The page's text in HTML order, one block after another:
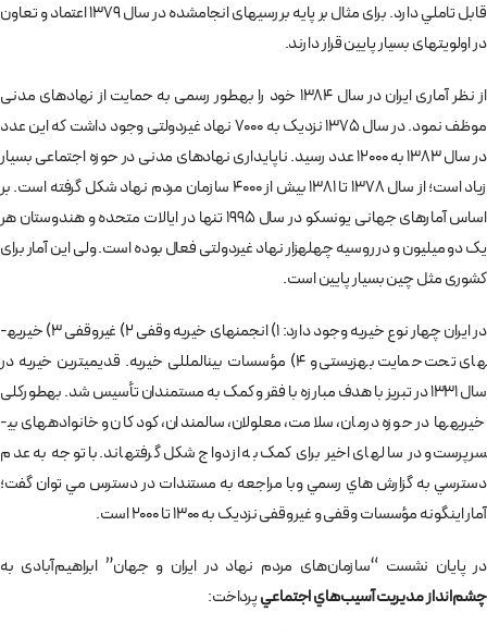
قابل تاملي دارد. برای مثال بر پایه بررسی­های انجام­شده در سال 1379 اعتماد و تعاون
در اولویت­های بسیار پایین قرار دارند.
از نظر آماری ایران در سال 1384 خود را به­طور رسمی به حمایت از نهادهای مدنی
موظف نمود. در سال 1375 نزدیک به 7000 نهاد غیردولتی وجود داشت که این عدد
در سال 1383 به 12000 عدد رسید. ناپایداری نهادهای مدنی در حوزه اجتماعی بسیار
زیاد است؛ از سال 1378 تا 1381 بیش از 4000 سازمان مردم نهاد شکل گرفته است. بر
اساس آمارهای جهانی یونسکو در سال 1995 تنها در ایالات متحده و هندوستان هر
یک دو میلیون و در روسیه چهل­هزار نهاد غیردولتی فعال بوده است. ولی این آمار برای
کشوری مثل چین بسیار پایین است.
در ایران چهار نوع خیریه وجود دارد: 1) انجمن­های خیریه وقفی 2) غیروقفی 3) خیریه­
های تحت حمایت بهزیستی و 4) مؤسسات بین­المللی خیریه. قدیمی­ترین خیریه در
سال 1331 در تبریز با هدف مبارزه با فقر و کمک به مستمندان تأسیس شد. به­طورکلی
خیریه­ها در حوزه درمان، سلامت، معلولان، سالمندان، کودکان و خانواده­های بی­
سرپرست و در سال­های اخیر برای کمک به ازدواج شکل گرفته­اند. با توجه به عدم
دسترسي به گزارش هاي رسمي وبا مراجعه به مستندات در دسترس مي توان گفت؛
آمار این­گونه مؤسسات وقفی و غیروقفی نزدیک به 1300 تا 2000 است.
در پایان نشست “سازمان­‌های مردم­ نهاد در ایران و جهان” ابراهیم‌آبادی به
چشم‌انداز مديريت آسيب‌­هاي اجتماعيپرداخت: